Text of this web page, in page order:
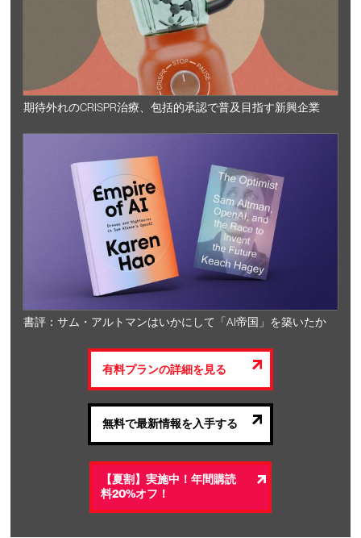
期待外れのCRISPR治療、包括的承認で普及目指す新興企業
書評：サム・アルトマンはいかにして「AI帝国」を築いたか
有料プランの詳細を見る
無料で最新情報を入手する
【夏割】実施中！年間購読
料20%オフ！